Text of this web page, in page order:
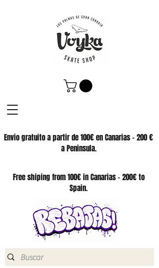
Envio gratuito a partir de 100€ en Canarias - 200 €
a Peninsula.
SKATE SHOP
Free shiping from 100€ in Canarias - 200€ to
Spain.